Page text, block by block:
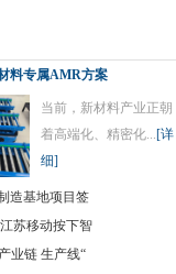
料专属AMR方案
当前，新材料产业正朝
着高端化、精密化...[详
细]
造基地项目签
苏移动按下智
业链 生产线“